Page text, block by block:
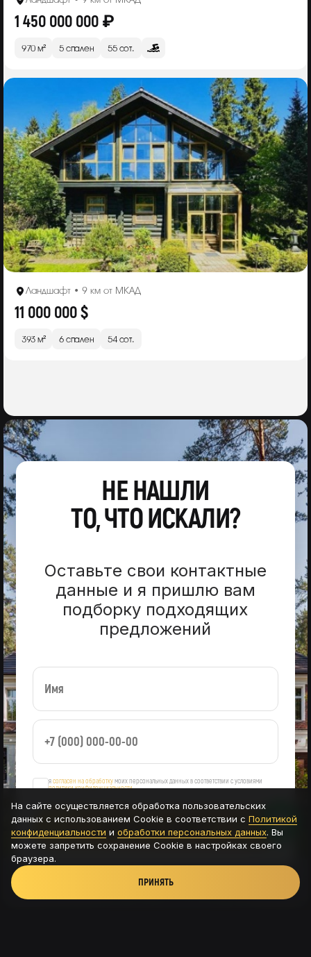
1 450 000 000 ₽
970 м² 5 спален 55 сот.
Ландшафт • 9 км от МКАД
11 000 000 $
393 м² 6 спален 54 сот.
НЕ НАШЛИ
ТО, ЧТО ИСКАЛИ?
Оставьте свои контактные
данные и я пришлю вам
подборку подходящих
предложений
ясогласен на обработкумоих персональных данных в соответствии с условиями
политики конфиденциальности
ОСТАВИТЬ ЗАЯВКУ
На сайте осуществляется обработка пользовательских
данных с использованием Cookie в соответствии с Политикой
конфиденциальности и обработки персональных данных. Вы
можете запретить сохранение Cookie в настройках своего
браузера.
ПРИНЯТЬ